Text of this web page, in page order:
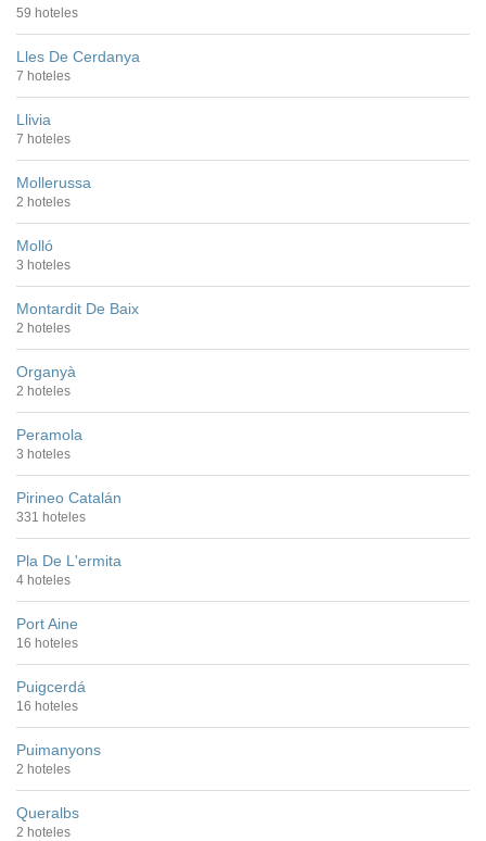
59 hoteles
Lles De Cerdanya
7 hoteles
Llivia
7 hoteles
Mollerussa
2 hoteles
Molló
3 hoteles
Montardit De Baix
2 hoteles
Organyà
2 hoteles
Peramola
3 hoteles
Pirineo Catalán
331 hoteles
Pla De L'ermita
4 hoteles
Port Aine
16 hoteles
Puigcerdá
16 hoteles
Puimanyons
2 hoteles
Queralbs
2 hoteles